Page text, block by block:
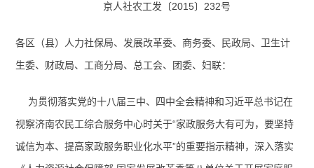
京人社农工发〔2015〕 232号
各区（县）人力社保局、发展改革委、商务委、民政局、卫生计
生委、财政局、工商分局、总工会、团委、妇联：
为贯彻落实党的十八届三中、四中全会精神和习近平总书记在
视察济南农民工综合服务中心时关于“家政服务大有可为，要坚持
诚信为本、提高家政服务职业化水平”的重要指示精神，深入落实